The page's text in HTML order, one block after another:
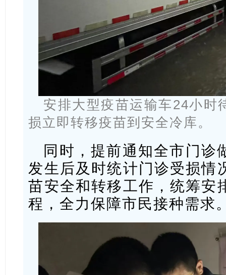
安排大型疫苗运输车24小时
损立即转移疫苗到安全冷库。
同时，提前通知全市门诊
发生后及时统计门诊受损情
苗安全和转移工作，统筹安
程，全力保障市民接种需求